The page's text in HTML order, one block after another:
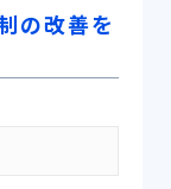
の改善を